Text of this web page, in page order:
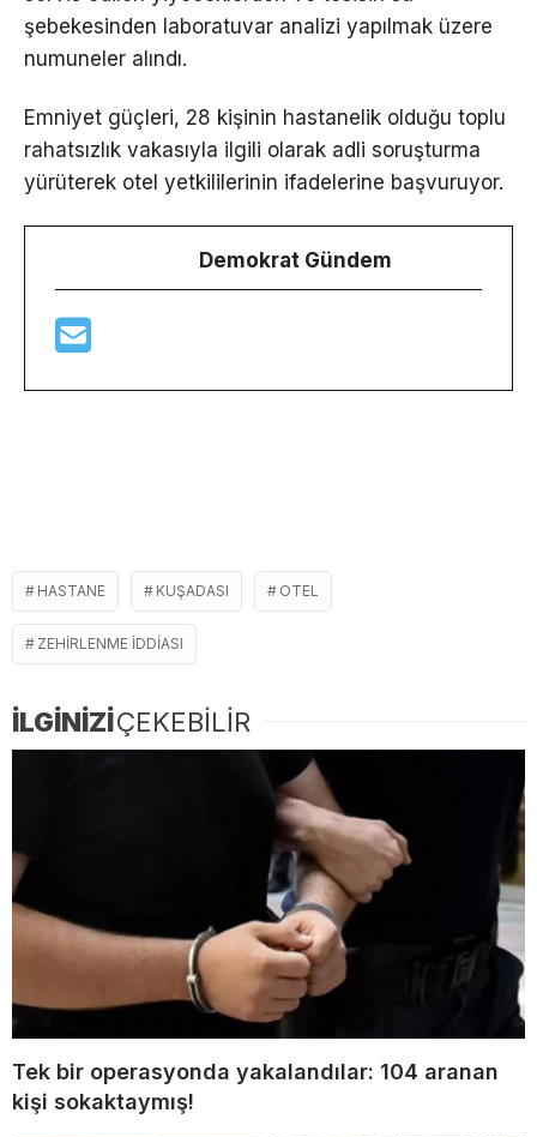
şebekesinden laboratuvar analizi yapılmak üzere
numuneler alındı.
Emniyet güçleri, 28 kişinin hastanelik olduğu toplu
rahatsızlık vakasıyla ilgili olarak adli soruşturma
yürüterek otel yetkililerinin ifadelerine başvuruyor.
Demokrat Gündem
HASTANE KUŞADASI OTEL
ZEHIRLENME IDDIASI
İLGİNİZİÇEKEBİLİR
Tek bir operasyonda yakalandılar: 104 aranan
kişi sokaktaymış!